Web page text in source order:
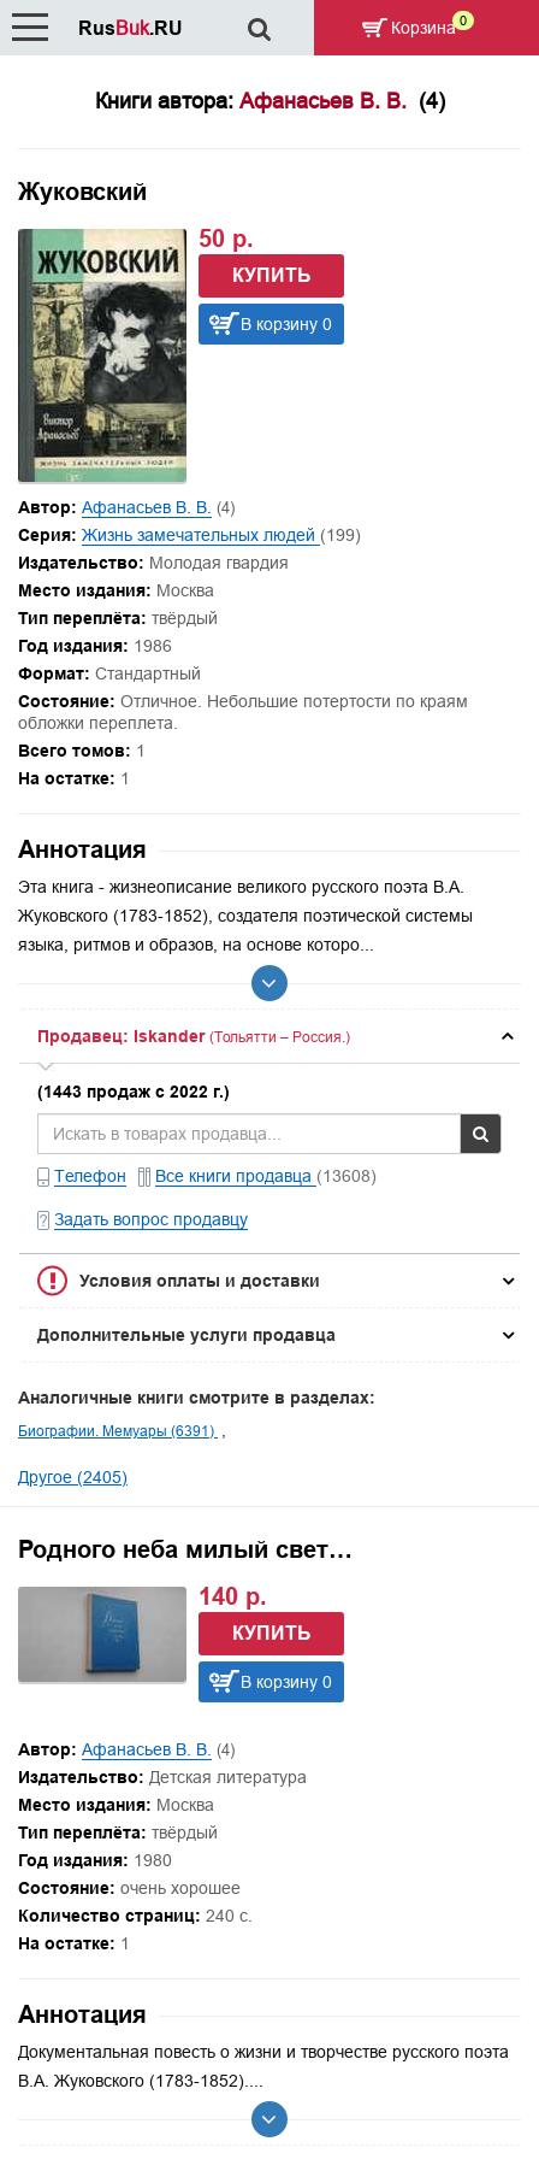
Книги автора: Афанасьев В. В. (4)
Жуковский
50 р.
КУПИТЬ
В корзину 0
Автор: Афанасьев В. В. (4)
Серия: Жизнь замечательных людей (199)
Издательство: Молодая гвардия
Место издания: Москва
Тип переплёта: твёрдый
Год издания: 1986
Формат: Стандартный
Состояние: Отличное. Небольшие потертости по краям
обложки переплета.
Всего томов: 1
На остатке: 1
Аннотация
Эта книга - жизнеописание великого русского поэта В.А.
Жуковского (1783-1852), создателя поэтической системы
языка, ритмов и образов, на основе которо...
Продавец: Iskander (Тольятти – Россия.)
(1443 продаж с 2022 г.)
Телефон Все книги продавца (13608)
Задать вопрос продавцу
Условия оплаты и доставки
Дополнительные услуги продавца
Аналогичные книги смотрите в разделах:
Биографии. Мемуары (6391)
Другое (2405)
Родного неба милый свет…
140 р.
КУПИТЬ
В корзину 0
Автор: Афанасьев В. В. (4)
Издательство: Детская литература
Место издания: Москва
Тип переплёта: твёрдый
Год издания: 1980
Состояние: очень хорошее
Количество страниц: 240 с.
На остатке: 1
Аннотация
Документальная повесть о жизни и творчестве русского поэта
В.А. Жуковского (1783-1852)....
RusBuk.RU Корзина 0